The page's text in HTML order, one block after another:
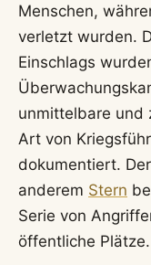
Menschen,
verletzt wurden.
Einschlags
unmittelbare und
Art von
dokumentiert.
anderem Stern
Serie von
öffentliche Plätze.